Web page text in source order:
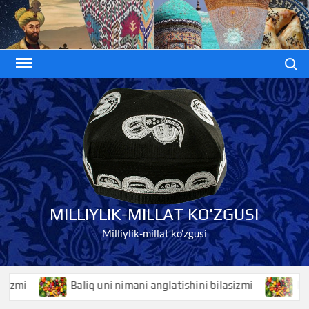
Skip
to
content
MILLIYLIK-MILLAT KO'ZGUSI
Milliylik-millat ko'zgusi
Baliq uni nimani anglatishini bilasizmi